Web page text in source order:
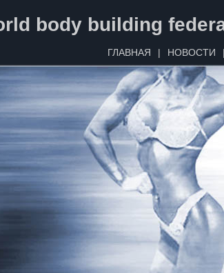
body building
ГЛАВНАЯ | НОВОСТИ |